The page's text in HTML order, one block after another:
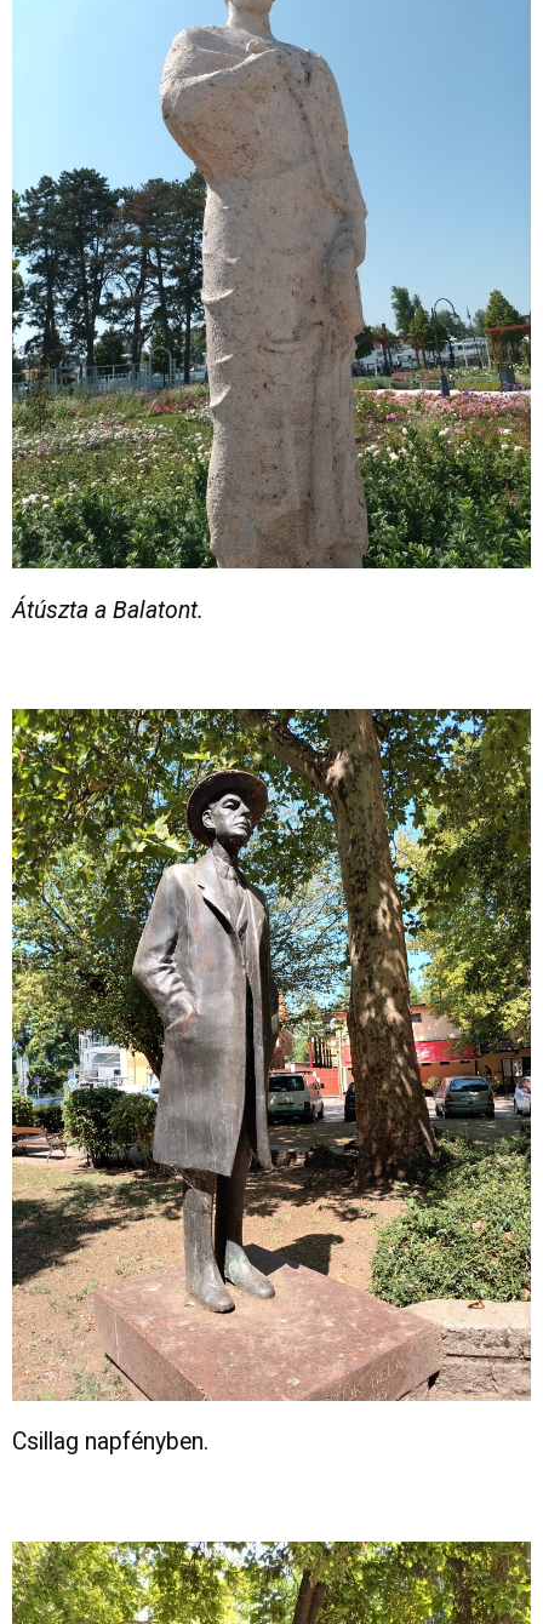
Átúszta a Balatont.
Csillag napfényben.